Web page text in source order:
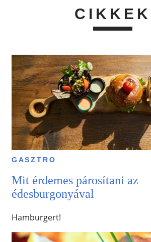
CIKKEK
GASZTRO
Mit érdemes párosítani az
édesburgonyával
Hamburgert!